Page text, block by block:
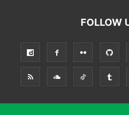
FOLLOW